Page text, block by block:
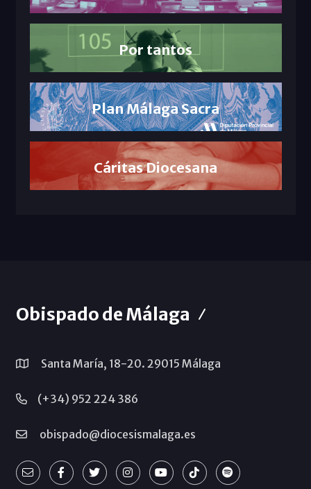
Por tantos
Plan Málaga Sacra
Cáritas Diocesana
Obispado de Málaga
Santa María, 18-20. 29015 Málaga
(+34) 952 224 386
obispado@diocesismalaga.es